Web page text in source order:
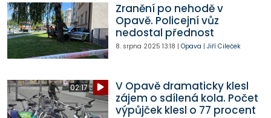
Zranění po nehodě v
Opavě. Policejní vůz
nedostal přednost
8. srpna 2025 13:18 | Opava | Jiří Cileček
02:17
V Opavě dramaticky klesl
zájem o sdílená kola. Počet
výpůjček klesl o 77 procent